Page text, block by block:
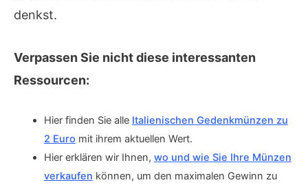
denkst.
Verpassen Sie nicht diese interessanten
Ressourcen:
Hier finden Sie alle Italienischen Gedenkmünzen zu
2 Euro mit ihrem aktuellen Wert.
Hier erklären wir Ihnen, wo und wie Sie Ihre Münzen
verkaufen können, um den maximalen Gewinn zu